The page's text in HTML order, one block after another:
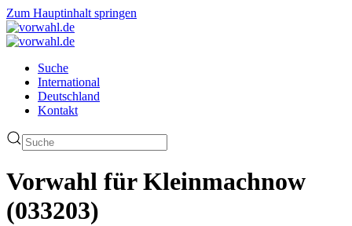
Zum Hauptinhalt springen
Suche
International
Deutschland
Kontakt
Vorwahl für Kleinmachnow
(033203)